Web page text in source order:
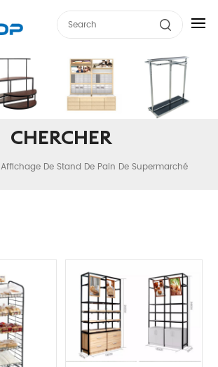
CHERCHER
Affichage De Stand De Pain De Supermarché